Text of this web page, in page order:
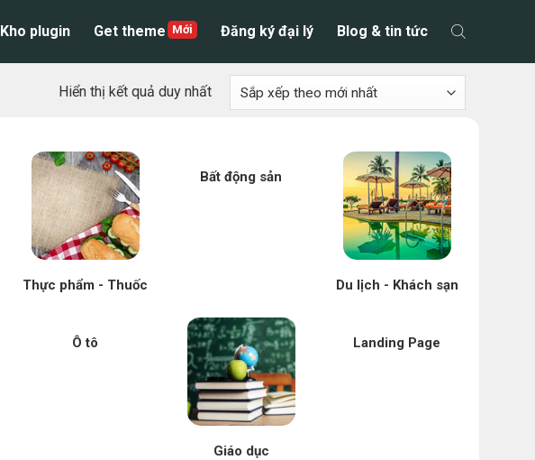
Kho plugin Get theme Đăng ký đại lý Blog & tin tức
Hiển thị kết quả duy nhất
Thực phẩm - Thuốc
Bất động sản
Du lịch - Khách sạn
Ô tô
Giáo dục
Landing Page